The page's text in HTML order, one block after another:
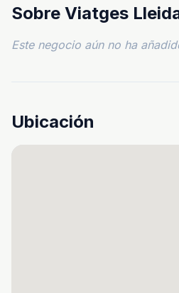
Sobre Viatges
Este negocio aún no ha
Ubicación